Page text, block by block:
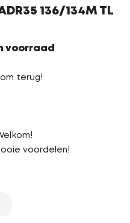
136/134M TL
voorraad
terug!
voordelen!